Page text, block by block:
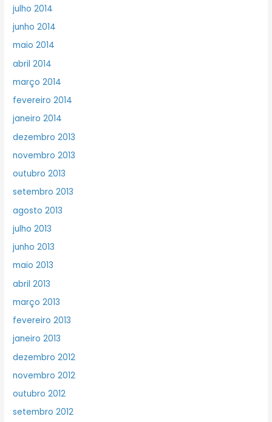
julho 2014
junho 2014
maio 2014
abril 2014
março 2014
fevereiro 2014
janeiro 2014
dezembro 2013
novembro 2013
outubro 2013
setembro 2013
agosto 2013
julho 2013
junho 2013
maio 2013
abril 2013
março 2013
fevereiro 2013
janeiro 2013
dezembro 2012
novembro 2012
outubro 2012
setembro 2012